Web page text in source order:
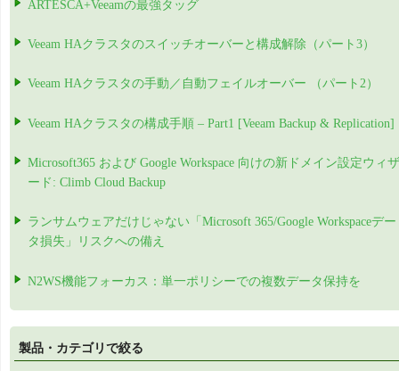
ARTESCA+Veeamの最強タッグ
Veeam HAクラスタのスイッチオーバーと構成解除（パート3）
Veeam HAクラスタの手動／自動フェイルオーバー （パート2）
Veeam HAクラスタの構成手順 – Part1 [Veeam Backup & Replication]
Microsoft365 および Google Workspace 向けの新ドメイン設定ウィザ
ード: Climb Cloud Backup
ランサムウェアだけじゃない「Microsoft 365/Google Workspaceデー
タ損失」リスクへの備え
N2WS機能フォーカス：単一ポリシーでの複数データ保持を
製品・カテゴリで絞る